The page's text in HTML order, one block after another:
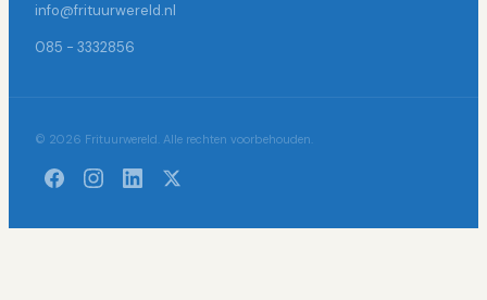
info@frituurwereld.nl
085 - 3332856
© 2026 Frituurwereld. Alle rechten voorbehouden.